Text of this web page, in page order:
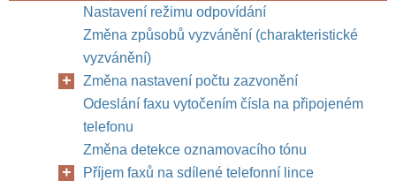
Nastavení režimu odpovídání
Změna způsobů vyzvánění (charakteristické
vyzvánění)
Změna nastavení počtu zazvonění
Odeslání faxu vytočením čísla na připojeném
telefonu
Změna detekce oznamovacího tónu
Příjem faxů na sdílené telefonní lince